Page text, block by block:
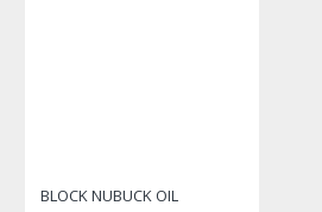
BLOCK NUBUCK OIL